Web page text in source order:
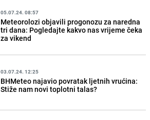
05.07.24. 08:57
Meteorolozi objavili progonozu za naredna
tri dana: Pogledajte kakvo nas vrijeme čeka
za vikend
03.07.24. 12:25
BHMeteo najavio povratak ljetnih vrućina:
Stiže nam novi toplotni talas?